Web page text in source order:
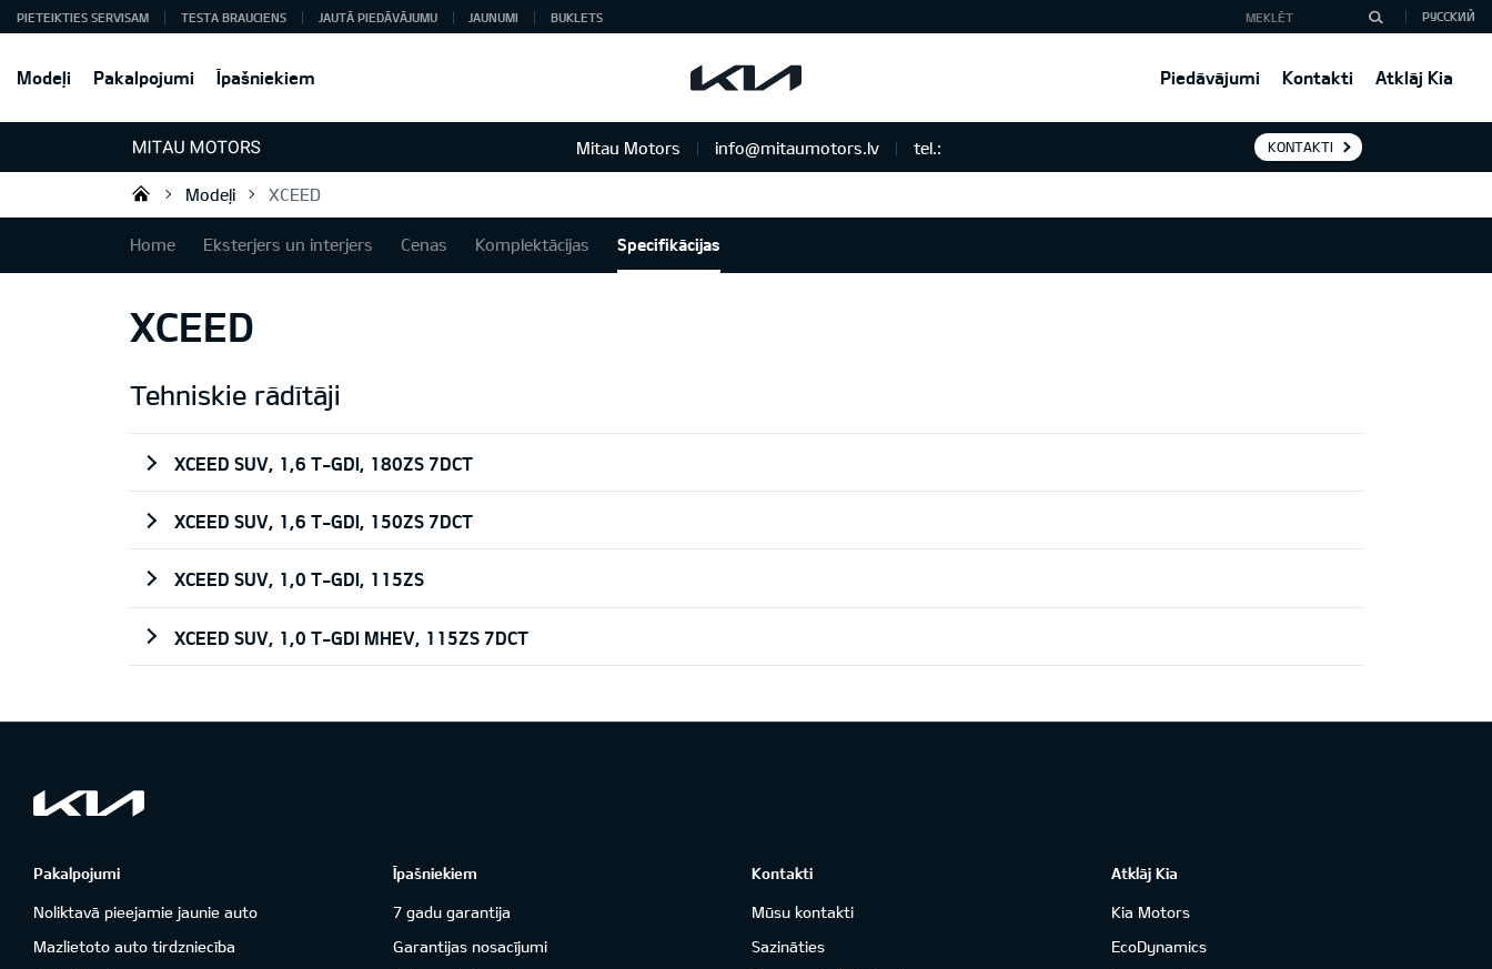
Modeļi Pakalpojumi Īpašniekiem Piedāvājumi Kontakti Atklāj Kia
PIETEIKTIES SERVISAM TESTA BRAUCIENS JAUTĀ PIEDĀVĀJUMU JAUNUMI BUKLETS РУССКИЙ
Mitau Motors info@mitaumotors.lv tel.: KONTAKTI
Mitau Motors
Modeļi XCEED
Home Eksterjers un interjers Cenas Komplektācijas Specifikācijas
XCEED
Tehniskie rādītāji
XCEED SUV, 1,6 T-GDI, 180ZS 7DCT
XCEED SUV, 1,6 T-GDI, 150ZS 7DCT
XCEED SUV, 1,0 T-GDI, 115ZS
XCEED SUV, 1,0 T-GDI MHEV, 115ZS 7DCT
Pakalpojumi
Noliktavā pieejamie jaunie auto
Mazlietoto auto tirdzniecība
Īpašniekiem
7 gadu garantija
Garantijas nosacījumi
Kontakti
Mūsu kontakti
Sazināties
Atklāj Kia
Kia Motors
EcoDynamics